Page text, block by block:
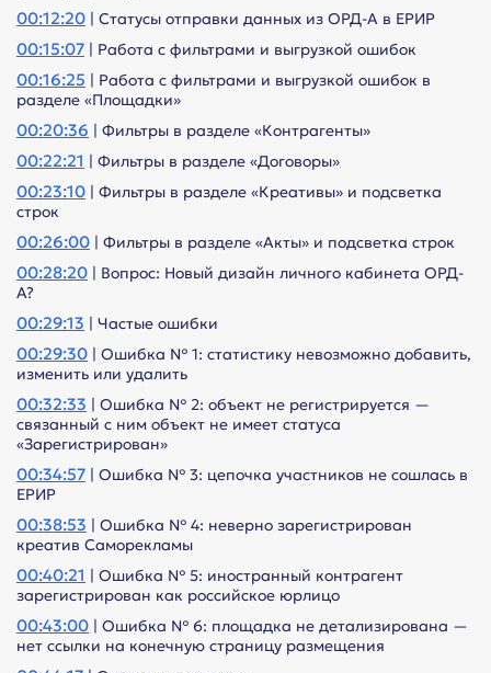
00:12:20 | Статусы отправки данных из ОРД-А в ЕРИР
00:15:07 | Работа с фильтрами и выгрузкой ошибок
00:16:25 | Работа с фильтрами и выгрузкой ошибок в
разделе «Площадки»
00:20:36 | Фильтры в разделе «Контрагенты»
00:22:21 | Фильтры в разделе «Договоры»
00:23:10 | Фильтры в разделе «Креативы» и подсветка
строк
00:26:00 | Фильтры в разделе «Акты» и подсветка строк
00:28:20 | Вопрос: Новый дизайн личного кабинета ОРД-
А?
00:29:13 | Частые ошибки
00:29:30 | Ошибка № 1: статистику невозможно добавить,
изменить или удалить
00:32:33 | Ошибка № 2: объект не регистрируется —
связанный с ним объект не имеет статуса
«Зарегистрирован»
00:34:57 | Ошибка № 3: цепочка участников не сошлась в
ЕРИР
00:38:53 | Ошибка № 4: неверно зарегистрирован
креатив Саморекламы
00:40:21 | Ошибка № 5: иностранный контрагент
зарегистрирован как российское юрлицо
00:43:00 | Ошибка № 6: площадка не детализирована —
нет ссылки на конечную страницу размещения